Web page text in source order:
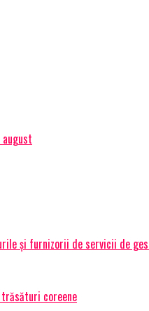
și furnizorii de servicii de
coreene